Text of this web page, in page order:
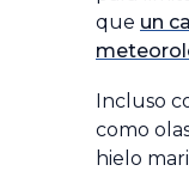
que un
Incluso
como
hielo